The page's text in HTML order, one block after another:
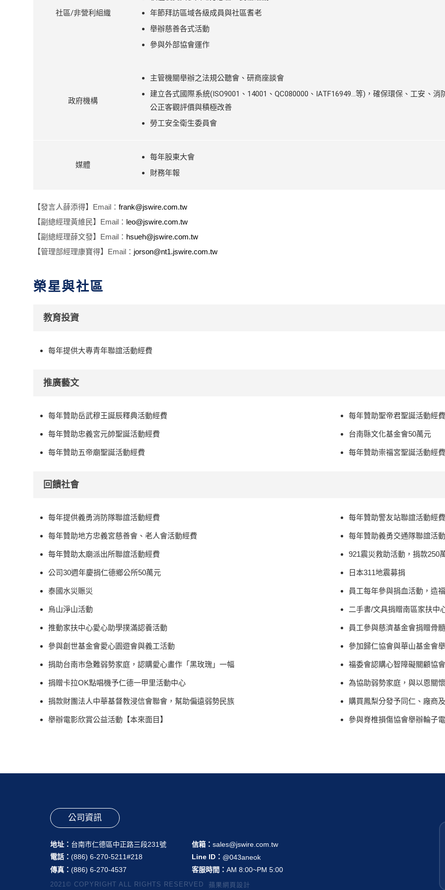
社區/非營利組織
年節拜訪區域各級成員與社區耆老
舉辦慈善各式活動
參與外部協會運作
政府機構
主管機關舉辦之法規公聽會、研商座談會
建立各式國際系統(ISO9001、14001、QC080000、IATF16949...等)，確保環保、工安、消
公正客觀評價與積極改善
勞工安全衛生委員會
媒體
每年股東大會
財務年報
【發言人薛添得】Email：frank@jswire.com.tw
【副總經理黃維民】Email： leo@jswire.com.tw
【副總經理薛文發】Email： hsueh@jswire.com.tw
【管理部經理康寶得】Email： jorson@nt1.jswire.com.tw
榮星與社區
教育投資
每年提供大專青年聯誼活動經費
推廣藝文
每年贊助岳武穆王誕辰釋典活動經費 每年贊助聖帝君聖誕活動經費
每年贊助忠義宮元帥聖誕活動經費 台南縣文化基金會50萬元
每年贊助五帝廟聖誕活動經費 每年贊助崇福宮聖誕活動經費
回饋社會
每年提供義勇消防隊聯誼活動經費 每年贊助警友站聯誼活動經費
每年贊助地方忠義宮慈善會、老人會活動經費 每年贊助義勇交通隊聯誼活
每年贊助太廟派出所聯誼活動經費 921震災救助活動，捐款250
公司30週年慶捐仁德鄉公所50萬元 日本311地震募捐
泰國水災賑災 員工每年參與捐血活動，造
烏山淨山活動 二手書/文具捐贈南區家扶中
推動家扶中心愛心助學撲滿認養活動 員工參與慈濟基金會捐贈骨髓
參與創世基金會愛心園遊會與義工活動 參加歸仁協會與華山基金會
捐助台南市急難弱勢家庭，認購愛心畫作「黑玫瑰」一幅 福委會認購心智障礙關顧協
捐贈卡拉OK點唱機予仁德一甲里活動中心 為協助弱勢家庭，與以恩關
捐款財團法人中華基督教浸信會聯會，幫助偏遠弱勢民族 購買鳳梨分發予同仁、廠商
舉辦電影欣賞公益活動【本來面目】 參與脊椎損傷協會舉辦輪子
公司資訊
地址： 台南市仁德區中正路三段231號
電話： (886) 6-270-5211#218
傳真： (886) 6-270-4537
信箱：sales@jswire.com.tw
Line ID： @043aneok
客服時間：AM 8:00~PM 5:00
2021© COPYRIGHT ALL RIGHTS RESERVED 蘋果網頁設計